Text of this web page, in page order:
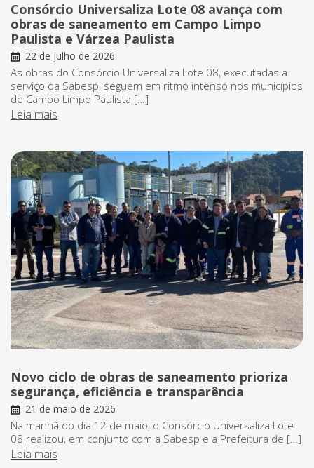
Consórcio Universaliza Lote 08 avança com
obras de saneamento em Campo Limpo
Paulista e Várzea Paulista
22 de julho de 2026
As obras do Consórcio Universaliza Lote 08, executadas a
serviço da Sabesp, seguem em ritmo intenso nos municípios
de Campo Limpo Paulista […]
Leia mais
Novo ciclo de obras de saneamento prioriza
segurança, eficiência e transparência
21 de maio de 2026
Na manhã do dia 12 de maio, o Consórcio Universaliza Lote
08 realizou, em conjunto com a Sabesp e a Prefeitura de […]
Leia mais